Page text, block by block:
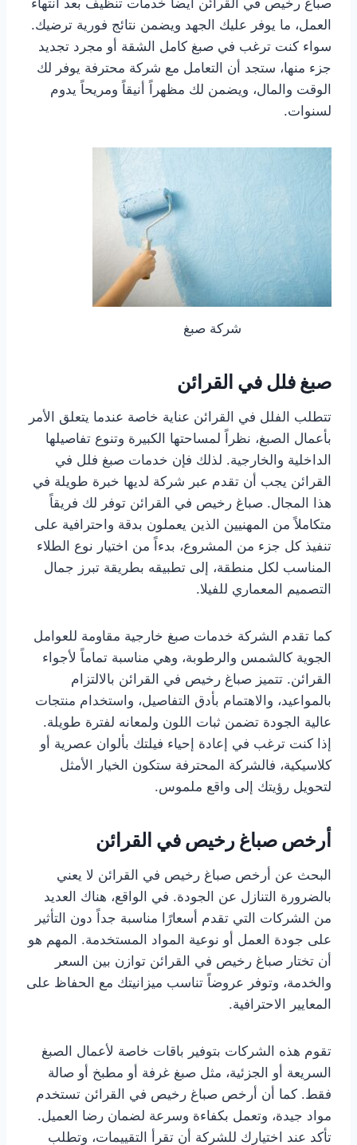
صباغ رخيص في القرائن أيضاً خدمات تنظيف بعد انتهاء
العمل، ما يوفر عليك الجهد ويضمن نتائج فورية ترضيك.
سواء كنت ترغب في صبغ كامل الشقة أو مجرد تجديد
جزء منها، ستجد أن التعامل مع شركة محترفة يوفر لك
الوقت والمال، ويضمن لك مظهراً أنيقاً ومريحاً يدوم
لسنوات.
شركة صبغ
صبغ فلل في القرائن
تتطلب الفلل في القرائن عناية خاصة عندما يتعلق الأمر
بأعمال الصبغ، نظراً لمساحتها الكبيرة وتنوع تفاصيلها
الداخلية والخارجية. لذلك فإن خدمات صبغ فلل في
القرائن يجب أن تقدم عبر شركة لديها خبرة طويلة في
هذا المجال. صباغ رخيص في القرائن توفر لك فريقاً
متكاملاً من المهنيين الذين يعملون بدقة واحترافية على
تنفيذ كل جزء من المشروع، بدءاً من اختيار نوع الطلاء
المناسب لكل منطقة، إلى تطبيقه بطريقة تبرز جمال
التصميم المعماري للفيلا.
كما تقدم الشركة خدمات صبغ خارجية مقاومة للعوامل
الجوية كالشمس والرطوبة، وهي مناسبة تماماً لأجواء
القرائن. تتميز صباغ رخيص في القرائن بالالتزام
بالمواعيد، والاهتمام بأدق التفاصيل، واستخدام منتجات
عالية الجودة تضمن ثبات اللون ولمعانه لفترة طويلة.
إذا كنت ترغب في إعادة إحياء فيلتك بألوان عصرية أو
كلاسيكية، فالشركة المحترفة ستكون الخيار الأمثل
لتحويل رؤيتك إلى واقع ملموس.
أرخص صباغ رخيص في القرائن
البحث عن أرخص صباغ رخيص في القرائن لا يعني
بالضرورة التنازل عن الجودة. في الواقع، هناك العديد
من الشركات التي تقدم أسعارًا مناسبة جداً دون التأثير
على جودة العمل أو نوعية المواد المستخدمة. المهم هو
أن تختار صباغ رخيص في القرائن توازن بين السعر
والخدمة، وتوفر عروضاً تناسب ميزانيتك مع الحفاظ على
المعايير الاحترافية.
تقوم هذه الشركات بتوفير باقات خاصة لأعمال الصبغ
السريعة أو الجزئية، مثل صبغ غرفة أو مطبخ أو صالة
فقط. كما أن أرخص صباغ رخيص في القرائن تستخدم
مواد جيدة، وتعمل بكفاءة وسرعة لضمان رضا العميل.
تأكد عند اختيارك للشركة أن تقرأ التقييمات، وتطلب